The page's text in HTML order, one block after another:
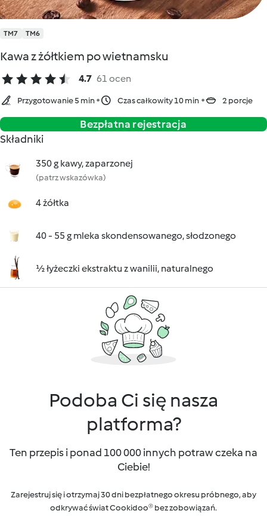
TM7 TM6
Kawa z żółtkiem po wietnamsku
4.7 61 ocen
Przygotowanie 5 min Czas całkowity 10 min 2 porcje
Bezpłatna rejestracja
Składniki
350 g kawy, zaparzonej
(patrz wskazówka)
4 żółtka
40 - 55 g mleka skondensowanego, słodzonego
½ łyżeczki ekstraktu z wanilii, naturalnego
Podoba Ci się nasza
platforma?
Ten przepis i ponad 100 000 innych potraw czeka na
Ciebie!
Zarejestruj się i otrzymaj 30 dni bezpłatnego okresu próbnego, aby
odkrywać świat Cookidoo® bez zobowiązań.